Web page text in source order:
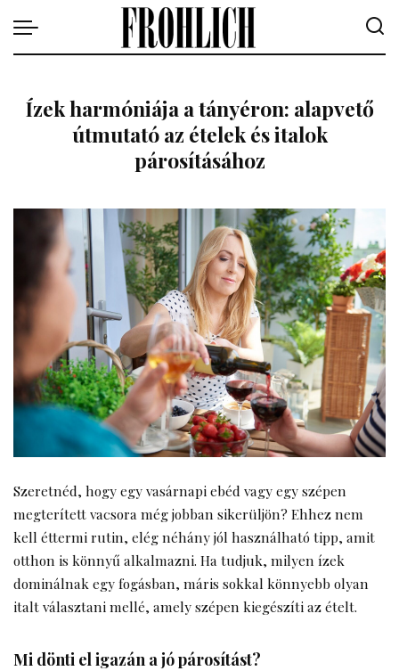
Ízek harmóniája a tányéron: alapvető
útmutató az ételek és italok
párosításához
Szeretnéd, hogy egy vasárnapi ebéd vagy egy szépen
megterített vacsora még jobban sikerüljön? Ehhez nem
kell éttermi rutin, elég néhány jól használható tipp, amit
otthon is könnyű alkalmazni. Ha tudjuk, milyen ízek
dominálnak egy fogásban, máris sokkal könnyebb olyan
italt választani mellé, amely szépen kiegészíti az ételt.
Mi dönti el igazán a jó párosítást?